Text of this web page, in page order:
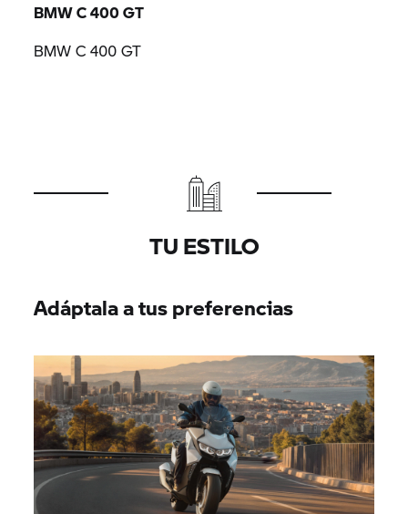
BMWC 400 GT
BMWC 400 GT
TU ESTILO
Adáptala a tus preferencias